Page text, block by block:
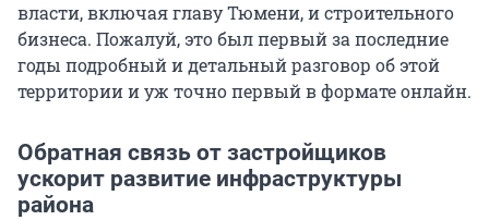
власти, включая главу Тюмени, и строительного
бизнеса. Пожалуй, это был первый за последние
годы подробный и детальный разговор об этой
территории и уж точно первый в формате онлайн.
Обратная связь от застройщиков
ускорит развитие инфраструктуры
района